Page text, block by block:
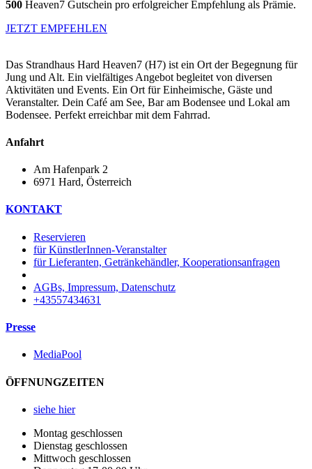
500 Heaven7 Gutschein pro erfolgreicher Empfehlung als Prämie.
JETZT EMPFEHLEN
Das Strandhaus Hard Heaven7 (H7) ist ein Ort der Begegnung für
Jung und Alt. Ein vielfältiges Angebot begleitet von diversen
Aktivitäten und Events. Ein Ort für Einheimische, Gäste und
Veranstalter. Dein Café am See, Bar am Bodensee und Lokal am
Bodensee. Perfekt erreichbar mit dem Fahrrad.
Anfahrt
Am Hafenpark 2
6971 Hard, Österreich​
KONTAKT
Reservieren
für KünstlerInnen-Veranstalter
für Lieferanten, Getränkehändler, Kooperationsanfragen
AGBs, Impressum, Datenschutz
+43557434631
Presse
MediaPool
ÖFFNUNGZEITEN
siehe hier
Montag geschlossen
Dienstag geschlossen
Mittwoch geschlossen